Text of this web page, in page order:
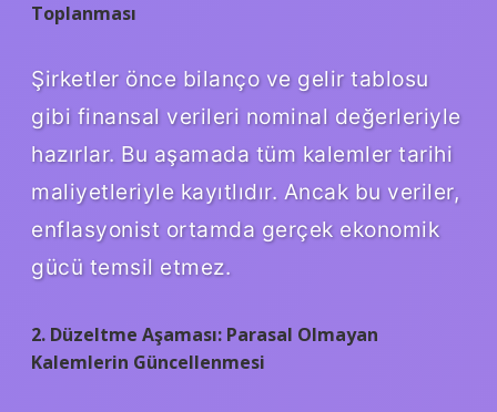
Toplanması
Şirketler önce bilanço ve gelir tablosu
gibi finansal verileri nominal değerleriyle
hazırlar. Bu aşamada tüm kalemler tarihi
maliyetleriyle kayıtlıdır. Ancak bu veriler,
enflasyonist ortamda gerçek ekonomik
gücü temsil etmez.
2. Düzeltme Aşaması: Parasal Olmayan
Kalemlerin Güncellenmesi